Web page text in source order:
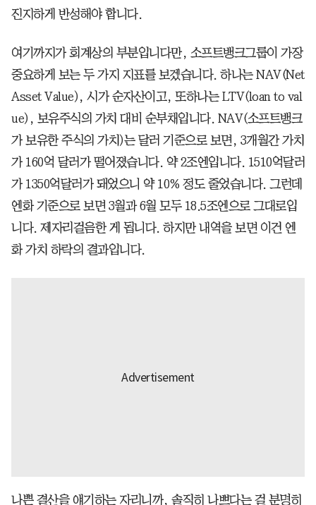
진지하게 반성해야 합니다.
여기까지가 회계상의 부분입니다만, 소프트뱅크그룹이 가장
중요하게 보는 두 가지 지표를 보겠습니다. 하나는 NAV(Net
Asset Value), 시가 순자산이고, 또하나는 LTV(loan to val
ue), 보유주식의 가치 대비 순부채입니다. NAV(소프트뱅크
가 보유한 주식의 가치)는 달러 기준으로 보면, 3개월간 가치
가 160억 달러가 떨어졌습니다. 약 2조엔입니다. 1510억달러
가 1350억달러가 돼었으니 약 10% 정도 줄었습니다. 그런데
엔화 기준으로 보면 3월과 6월 모두 18.5조엔으로 그대로입
니다. 제자리걸음한 게 됩니다. 하지만 내역을 보면 이건 엔
화 가치 하락의 결과입니다.
나쁜 결산을 얘기하는 자리니까, 솔직히 나쁘다는 걸 분명히